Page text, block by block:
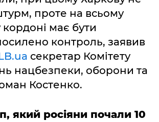
проте на всьому
кордоні має бути
контроль, заявив
секретар Комітету
нацбезпеки, оборони та
Костенко.
який росіяни почали 10